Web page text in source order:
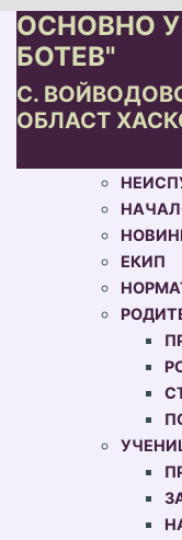
ОСНОВНО
БОТЕВ"
С.
ОБЛАСТ
.
ЕКИП